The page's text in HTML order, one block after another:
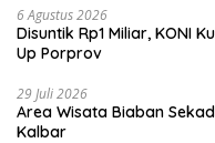
6 Agustus 2026
Disuntik Rp1 Miliar, KONI
Up Porprov
29 Juli 2026
Area Wisata Biaban
Kalbar